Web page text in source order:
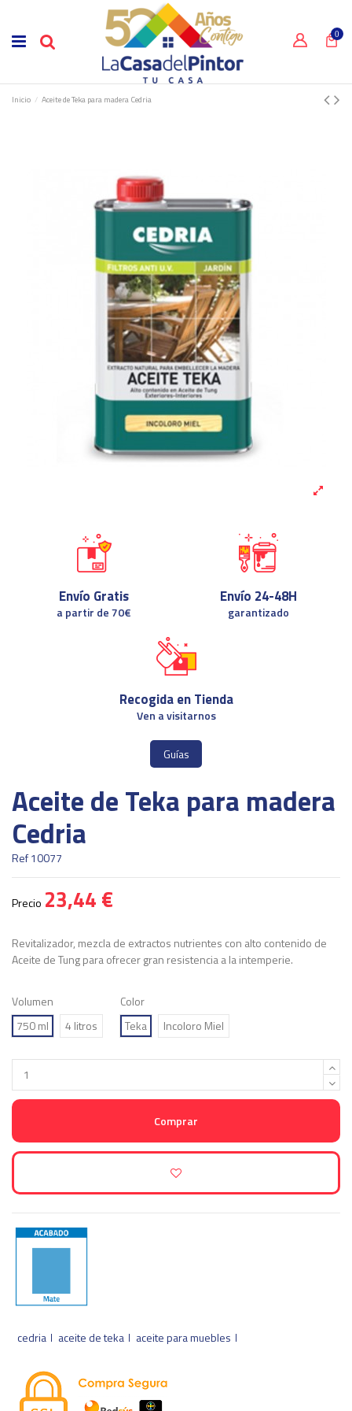
0
Inicio Aceite de Teka para madera Cedria
Aceite de Teka para madera
Cedria
Ref10077
Precio 23,44 €
Revitalizador, mezcla de extractos nutrientes con alto contenido de
Aceite de Tung para ofrecer gran resistencia a la intemperie.
Volumen
750 ml
4 litros
Color
Teka
Incoloro Miel
Comprar
cedria aceite de teka aceite para muebles
Envío Gratis
a partir de 70€
Recogida en Tienda
Ven a visitarnos
Envío 24-48H
garantizado
Guías